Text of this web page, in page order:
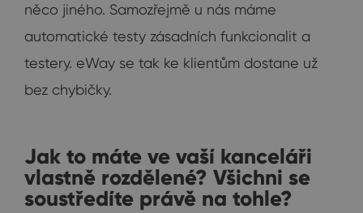
něco jiného. Samozřejmě u nás máme
automatické testy zásadních funkcionalit a
testery. eWay se tak ke klientům dostane už
bez chybičky.
Jak to máte ve vaší kanceláři
vlastně rozdělené? Všichni se
soustředíte právě na tohle?